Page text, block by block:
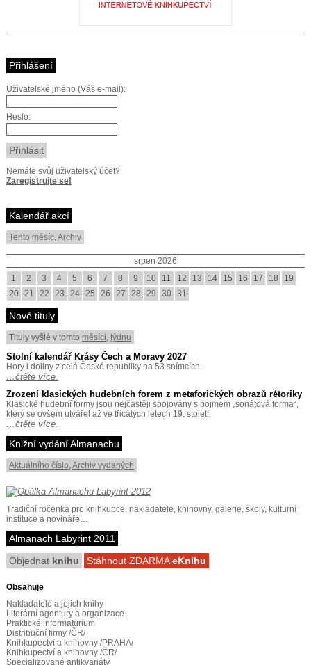
Přihlášení
Uživatelské jméno (Váš e-mail):
Heslo:
Nemáte svůj uživatelský účet?
Zaregistrujte se!
Kalendář akcí
Tento měsíc,Archiv
srpen 2026
1
2 3 4 5 6 7 8 9 10 11 12 13 14 15 16 17 18
19
20 21 22 23 24 25 26 27 28 29 30 31
Nové tituly
Tituly vyšlé v tomto měsíci, týdnu
Stolní kalendář Krásy Čech a Moravy 2027
Hory i doliny z celé České republiky na 53 snímcích.
…čtěte více.
Zrození klasických hudebních forem z metaforických obrazů rétoriky
Klasické hudební formy jsou nejčastěji spojovány s pojmem „sonátová forma“,
který se ovšem utvářel až ve třicátých letech 19. století.
…čtěte více.
Knižní vydání Almanachu
Aktuálního číslo,Archiv vydaných
Tradiční ročenka pro knihkupce, nakladatele, knihovny, galerie, školy, kulturní
instituce a novináře…
Almanach Labyrint 2011
Objednat knihu Stáhnout ZDARMAeKnihu
Obsahuje
Nakladatelé a jejich knihy
Literární agentury a organizace
Praktické informaturium
Distribuční firmy /ČR/
Knihkupectví a knihovny /PRAHA/
Knihkupectví a knihovny /ČR/
Specializované antikvariáty